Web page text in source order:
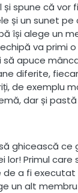
spune că vor
și un sunet
își alege un
va primi
apuce
diferite,
de exemplu
dar și
ghicească ce
Primul
a fi
un alt